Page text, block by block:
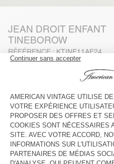
JEAN DROIT ENFANT
TINEBOROW
RÉFÉRENCE : KTINE11AE24
3 5 7 9 11
GUIDE DES TAILLES